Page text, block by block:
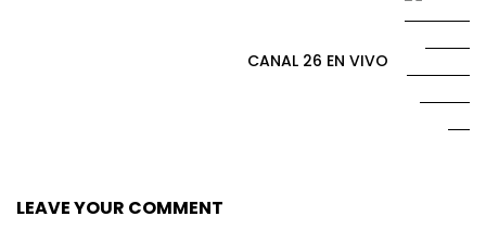
CANAL 26 EN VIVO
LEAVE YOUR COMMENT